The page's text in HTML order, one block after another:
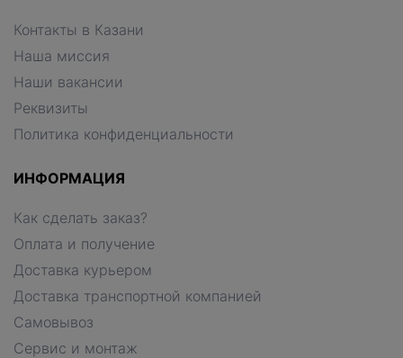
Контакты в Казани
Наша миссия
Наши вакансии
Реквизиты
Политика конфиденциальности
ИНФОРМАЦИЯ
Как сделать заказ?
Оплата и получение
Доставка курьером
Доставка транспортной компанией
Самовывоз
Сервис и монтаж